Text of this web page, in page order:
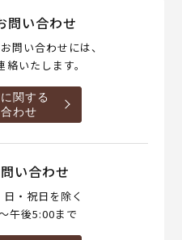
問い合わせ
問い合わせには、
いたします。
関する
わせ
い合わせ
・祝日を除く
午後5:00まで